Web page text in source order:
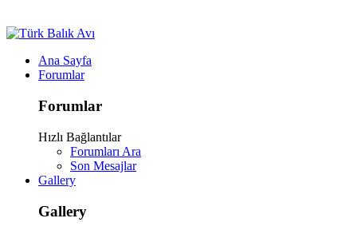
Ana Sayfa
Forumlar
Forumlar
Hızlı Bağlantılar
Forumları Ara
Son Mesajlar
Gallery
Gallery